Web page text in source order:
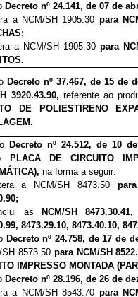
Decreto nº 24.141, de 07 de
a NCM/SH 1905.30 para
a NCM/SH 1905.30para
Decreto nº 37.467, de 15 de
3920.43.90, referente ao
DE POLIESTIRENO
Decreto nº 24.512, de 10
PLACA DE CIRCUITO
na forma a seguir:
a NCM/SH 8473.50 para
as NCM/SH 8473.30.41,
8473.29.10, 8473.40.10,
Decreto nº 24.758, de 17 de
8573.50 para NCM/SH
IMPRESSO MONTADA
Decreto nº 28.196, de 26 de
a NCM/SH 8543.70 para